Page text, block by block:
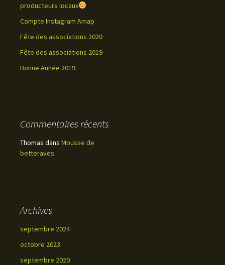
producteurs locaux
Compte Instagram Amap
Fête des associations 2020
Fête des associations 2019
Bonne Année 2019
Commentaires récents
Thomas dans Mousse de
betteraves
Archives
septembre 2024
octobre 2023
septembre 2020